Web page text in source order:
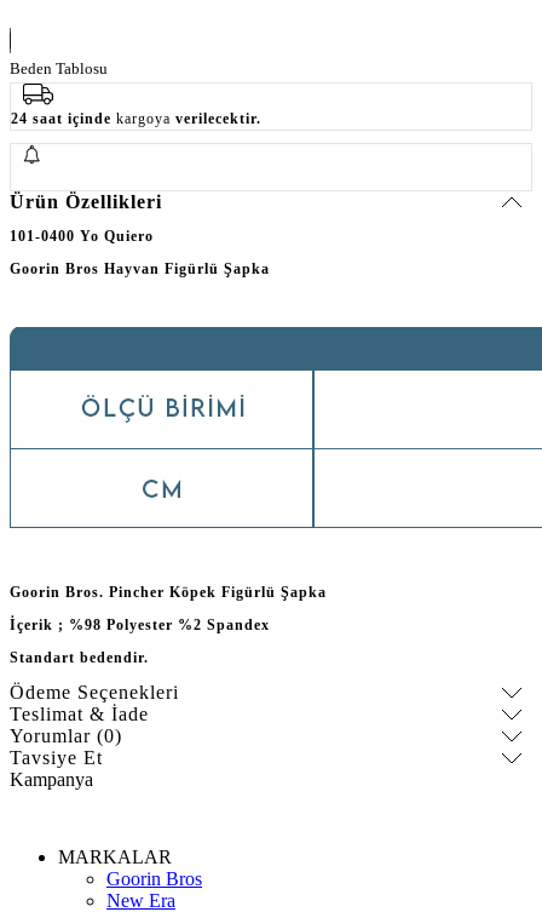
Beden Tablosu
24 saat içinde kargoya verilecektir.
Ürün Özellikleri
101-0400 Yo Quiero
Goorin Bros Hayvan Figürlü Şapka
Goorin Bros. Pincher Köpek Figürlü Şapka
İçerik ; %98 Polyester %2 Spandex
Standart bedendir.
Ödeme Seçenekleri
Teslimat & İade
Yorumlar (0)
Tavsiye Et
Kampanya
MARKALAR
Goorin Bros
New Era